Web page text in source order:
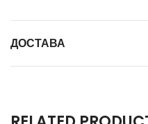
ДОСТАВА